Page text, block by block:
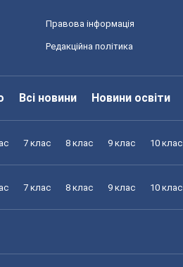
Правова інформація
Редакційна політика
Всі новини Новини освіти
7 клас 8 клас 9 клас 10 клас
7 клас 8 клас 9 клас 10 клас